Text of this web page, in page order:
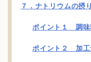
７．ナトリウムの摂
ポイント１ 調味
ポイント２ 加工